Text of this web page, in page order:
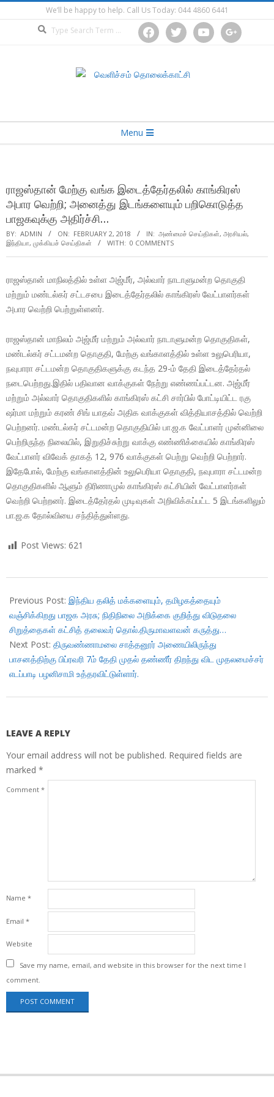
to
We’ll be happy to help. Call Us Today: 044 4860 6441
facebooktwitter youtube google
Menu
ராஜஸ்தான் மேற்கு வங்க இடைத்தேர்தலில் காங்கிரஸ்
அபார வெற்றி; அனைத்து இடங்களையும் பறிகொடுத்த
பாஜகவுக்கு அதிர்ச்சி…
BY: ADMIN ON: FEBRUARY 2, 2018 IN: அண்மைச் செய்திகள், அரசியல்,
இந்தியா, முக்கியச் செய்திகள் WITH: 0 COMMENTS
ராஜஸ்தான் மாநிலத்தில் உள்ள அஜ்மீர், அல்வார் நாடாளுமன்ற தொகுதி
மற்றும் மண்டல்கர் சட்டசபை இடைத்தேர்தலில் காங்கிரஸ் வேட்பாளர்கள்
அபார வெற்றி பெற்றுள்ளனர்.
ராஜஸ்தான் மாநிலம் அஜ்மீர் மற்றும் அல்வார் நாடாளுமன்ற தொகுதிகள்,
மண்டல்கர் சட்டமன்ற தொகுதி, மேற்கு வங்காளத்தில் உள்ள உலுபெரியா,
நவுபாரா சட்டமன்ற தொகுதிகளுக்கு கடந்த 29-ம் தேதி இடைத்தேர்தல்
நடைபெற்றது.இதில் பதிவான வாக்குகள் நேற்று எண்ணப்பட்டன. அஜ்மீர்
மற்றும் அல்வார் தொகுதிகளில் காங்கிரஸ் கட்சி சார்பில் போட்டியிட்ட ரகு
ஷர்மா மற்றும் கரண் சிங் யாதவ் அதிக வாக்குகள் வித்தியாசத்தில் வெற்றி
பெற்றனர். மண்டல்கர் சட்டமன்ற தொகுதியில் பா.ஜ.க வேட்பாளர் முன்னிலை
பெற்றிருந்த நிலையில், இறுதிச்சுற்று வாக்கு எண்ணிக்கையில் காங்கிரஸ்
வேட்பாளர் விவேக் தாகத் 12, 976 வாக்குகள் பெற்று வெற்றி பெற்றார்.
இதேபோல், மேற்கு வங்காளத்தின் உலுபெரியா தொகுதி, நவுபாரா சட்டமன்ற
தொகுதிகளில் ஆளும் திரிணாமுல் காங்கிரஸ் கட்சியின் வேட்பாளர்கள்
வெற்றி பெற்றனர். இடைத்தேர்தல் முடிவுகள் அறிவிக்கப்பட்ட 5 இடங்களிலும்
பா.ஜ.க தோல்வியை சந்தித்துள்ளது.
Post Views: 621
02-
02
Previous Post: இந்திய தலித் மக்களையும், தமிழகத்தையும்
வஞ்சிக்கிறது பாஜக அரசு; நிதிநிலை அறிக்கை குறித்து விடுதலை
சிறுத்தைகள் கட்சித் தலைவர் தொல்.திருமாவளவன் கருத்து…
Next Post: திருவண்ணாமலை சாத்தனூர் அணையிலிருந்து
பாசனத்திற்கு பிப்ரவரி 7ம் தேதி முதல் தண்ணீர் திறந்து விட முதலமைச்சர்
எடப்பாடி பழனிசாமி உத்தரவிட்டுள்ளார்.
LEAVE A REPLY
Your email address will not be published. Required fields are
marked *
Comment *
Name *
Email *
Website
Save my name, email, and website in this browser for the next time I
comment.